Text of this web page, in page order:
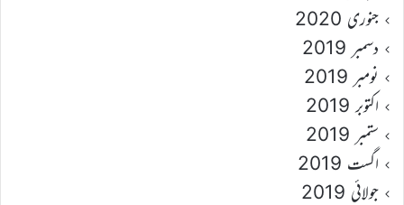
جنوری 2020
دسمبر 2019
نومبر 2019
اکتوبر 2019
ستمبر 2019
اگست 2019
جولائی 2019